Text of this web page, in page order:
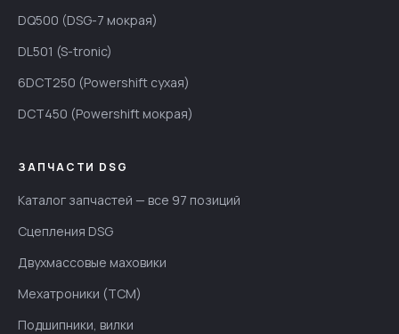
DQ500 (DSG-7 мокрая)
DL501 (S-tronic)
6DCT250 (Powershift сухая)
DCT450 (Powershift мокрая)
ЗАПЧАСТИ DSG
Каталог запчастей — все 97 позиций
Сцепления DSG
Двухмассовые маховики
Мехатроники (TCM)
Подшипники, вилки